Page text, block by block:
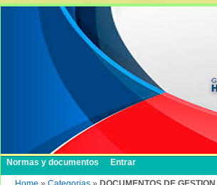
Normas y documentos Entrar